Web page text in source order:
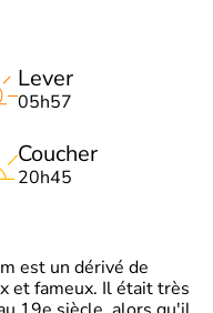
Lever
05h57
Coucher
20h45
est un dérivé de
et fameux. Il était très